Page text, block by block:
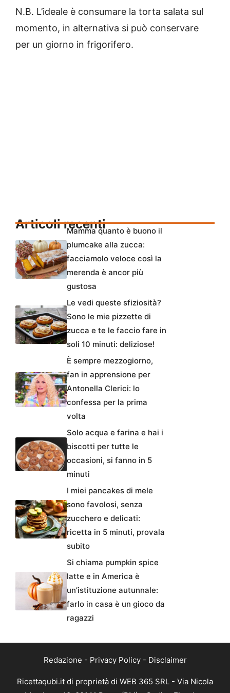
N.B. L’ideale è consumare la torta salata sul
momento, in alternativa si può conservare
per un giorno in frigorifero.
Articoli recentiMamma quanto è buono il
plumcake alla zucca:
facciamolo veloce così la
merenda è ancor più
gustosa
Le vedi queste sfiziosità?
Sono le mie pizzette di
zucca e te le faccio fare in
soli 10 minuti: deliziose!
È sempre mezzogiorno,
fan in apprensione per
Antonella Clerici: lo
confessa per la prima
volta
Solo acqua e farina e hai i
biscotti per tutte le
occasioni, si fanno in 5
minuti
I miei pancakes di mele
sono favolosi, senza
zucchero e delicati:
ricetta in 5 minuti, provala
subito
Si chiama pumpkin spice
latte e in America è
un’istituzione autunnale:
farlo in casa è un gioco da
ragazzi
Redazione - Privacy Policy- Disclaimer
Ricettaqubi.it di proprietà di WEB 365 SRL - Via Nicola